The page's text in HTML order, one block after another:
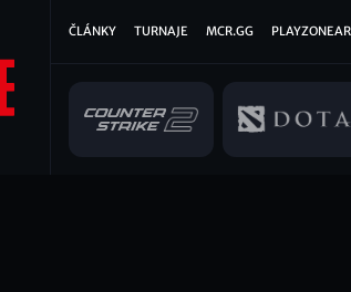
Hlavní
ČLÁNKY TURNAJE MCR.GG